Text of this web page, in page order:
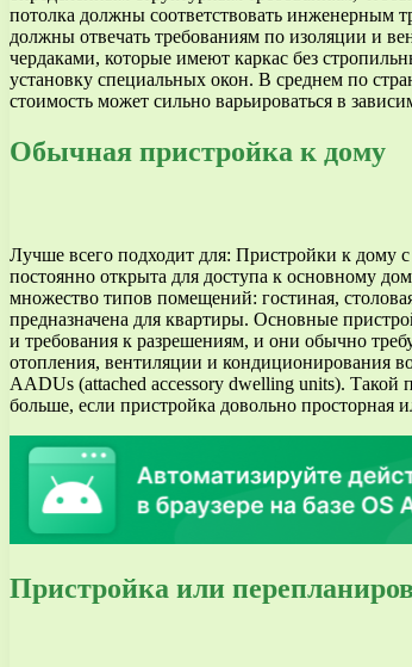
потолка должны соответствовать инженерным
должны отвечать требованиям по изоляции и
чердаками, которые имеют каркас без
установку специальных окон. В среднем по
стоимость может сильно варьироваться в
Обычная пристройка к дому
Лучше всего подходит для: Пристройки к дому
постоянно открыта для доступа к основному
множество типов помещений: гостиная,
предназначена для квартиры. Основные
и требования к разрешениям, и они обычно
отопления, вентиляции и кондиционирования
AADUs (attached accessory dwelling units). Такой
больше, если пристройка довольно просторная
Пристройка или